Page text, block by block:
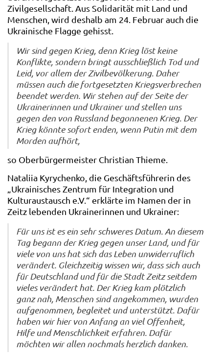
Zivilgesellschaft. Aus Solidarität mit Land und
Menschen, wird deshalb am 24. Februar auch die
Ukrainische Flagge gehisst.
Wir sind gegen Krieg, denn Krieg löst keine
Konflikte, sondern bringt ausschließlich Tod und
Leid, vor allem der Zivilbevölkerung. Daher
müssen auch die fortgesetzten Kriegsverbrechen
beendet werden. Wir stehen auf der Seite der
Ukrainerinnen und Ukrainer und stellen uns
gegen den von Russland begonnenen Krieg. Der
Krieg könnte sofort enden, wenn Putin mit dem
Morden aufhört,
so Oberbürgermeister Christian Thieme.
Nataliia Kyrychenko, die Geschäftsführerin des
„Ukrainisches Zentrum für Integration und
Kulturaustausch e.V.“ erklärte im Namen der in
Zeitz lebenden Ukrainerinnen und Ukrainer:
Für uns ist es ein sehr schweres Datum. An diesem
Tag begann der Krieg gegen unser Land, und für
viele von uns hat sich das Leben unwiderruflich
verändert. Gleichzeitig wissen wir, dass sich auch
für Deutschland und für die Stadt Zeitz seitdem
vieles verändert hat. Der Krieg kam plötzlich
ganz nah, Menschen sind angekommen, wurden
aufgenommen, begleitet und unterstützt. Dafür
haben wir hier von Anfang an viel Offenheit,
Hilfe und Menschlichkeit erfahren. Dafür
möchten wir allen nochmals herzlich danken.